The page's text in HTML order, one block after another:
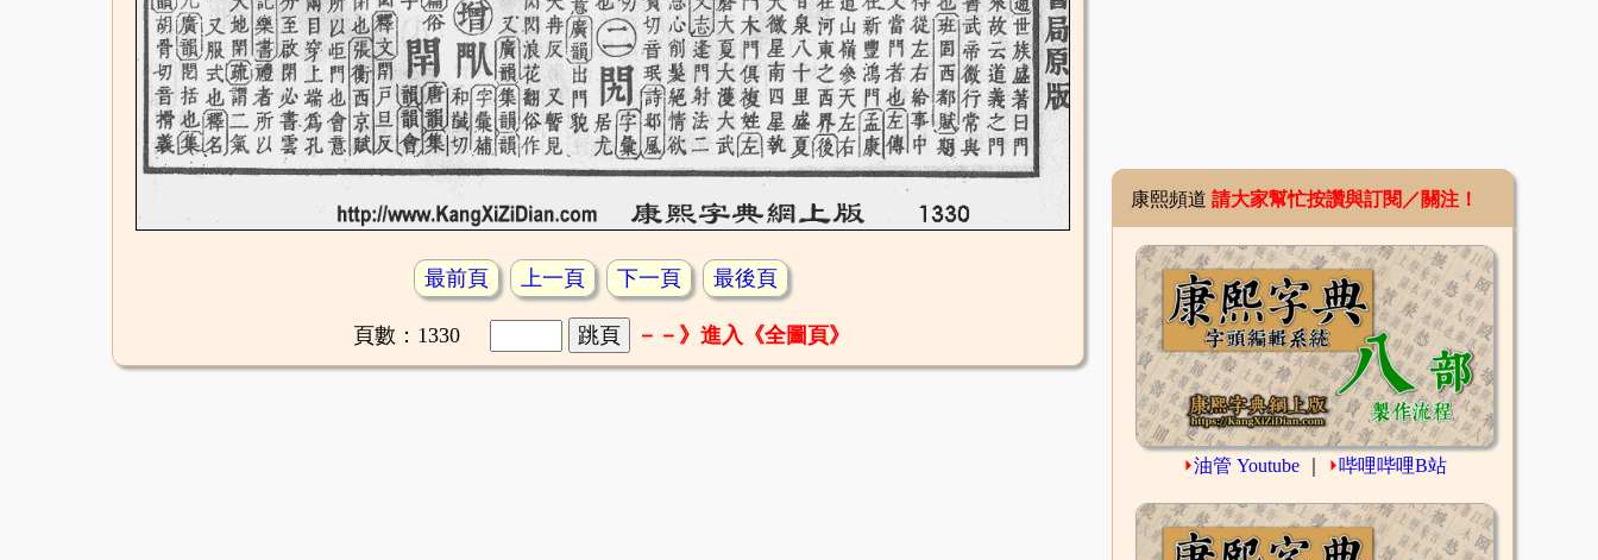
最前頁 上一頁 下一頁 最後頁
頁數：1330 －－》進入《全圖頁》
康熙頻道 請大家幫忙按讚與訂閱／關注！
⏵油管 Youtube ⏵哔哩哔哩B站